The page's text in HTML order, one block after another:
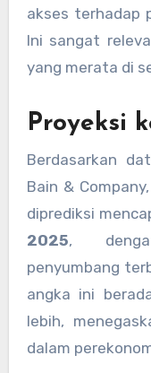
akses terhadap
Ini sangat
yang merata di
Proyeksi
Berdasarkan
Bain &
diprediksi
2025,
penyumbang
angka ini
lebih,
dalam